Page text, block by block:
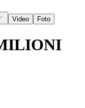
Video Foto